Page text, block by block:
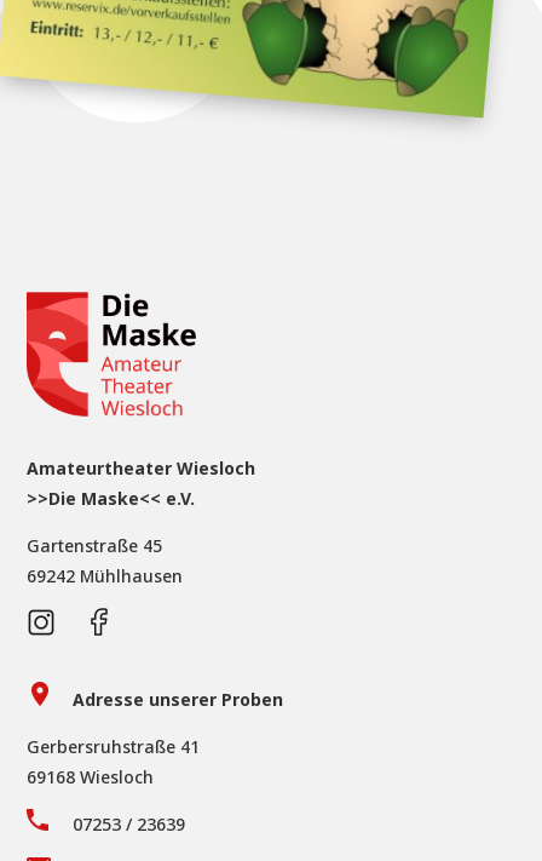
Amateurtheater Wiesloch
>>Die Maske<< e.V.
Gartenstraße 45
69242 Mühlhausen
Adresse unserer Proben
Gerbersruhstraße 41
69168 Wiesloch
07253 / 23639